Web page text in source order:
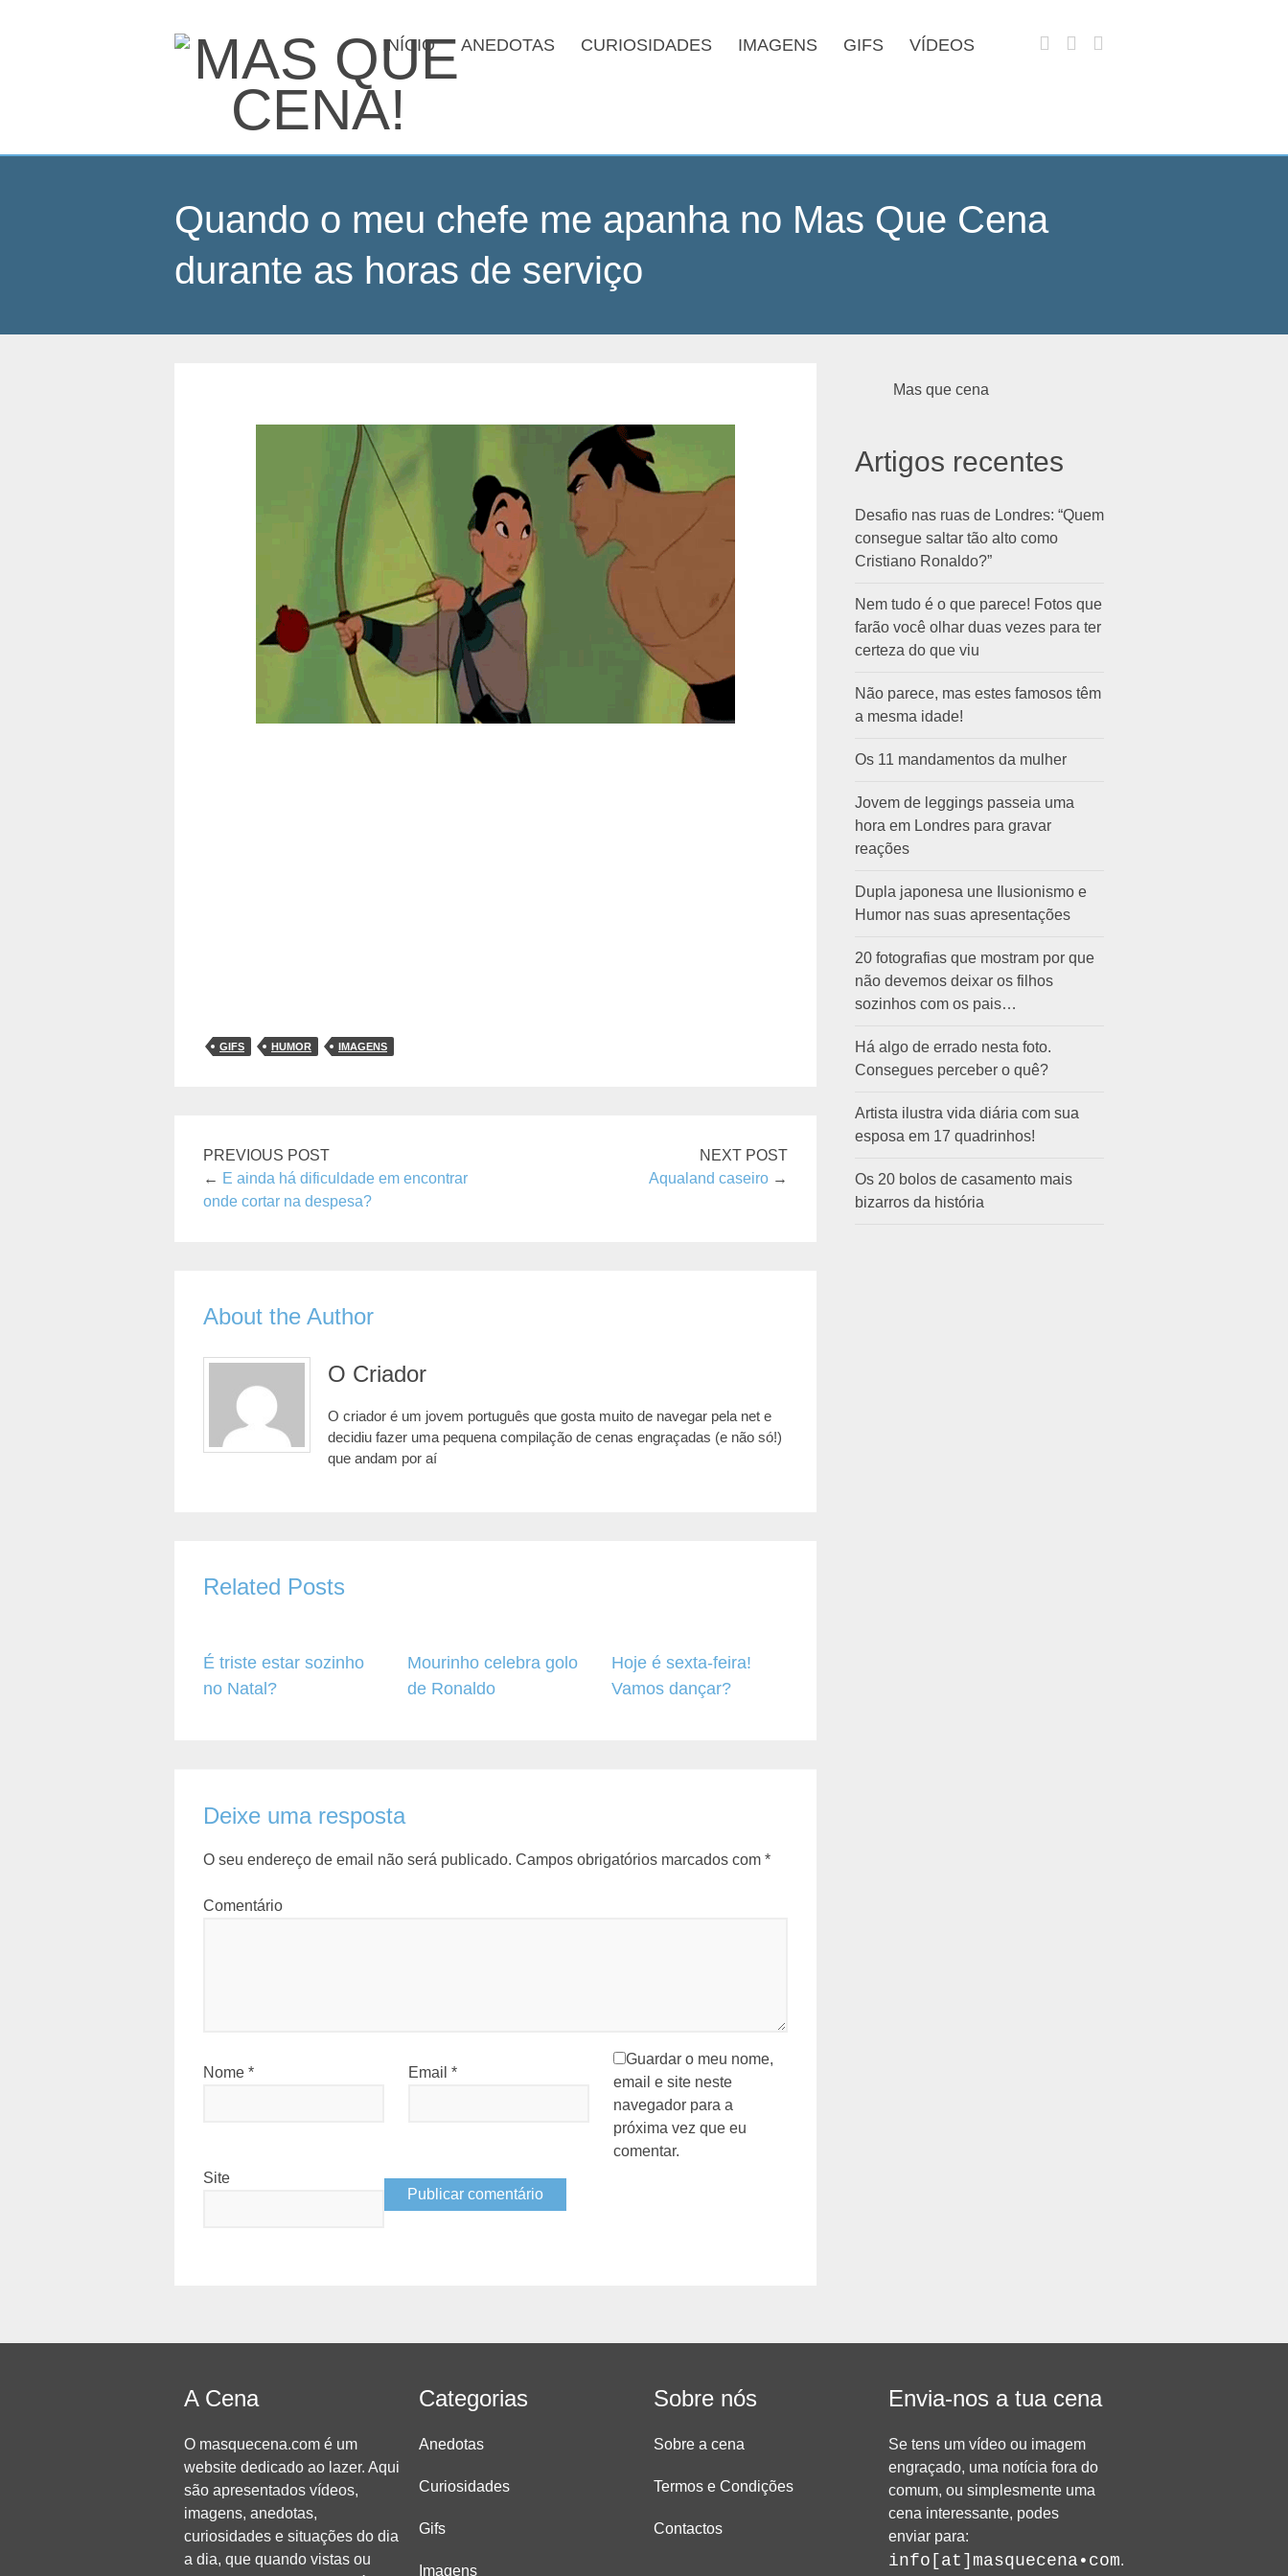
INÍCIO ANEDOTAS CURIOSIDADES IMAGENS GIFS VÍDEOS
Quando o meu chefe me apanha no Mas Que Cena
durante as horas de serviço
GIFS HUMOR IMAGENS
PREVIOUS POST
← E ainda há dificuldade em encontrar
onde cortar na despesa?
NEXT POST
Aqualand caseiro →
About the Author
O Criador
O criador é um jovem português que gosta muito de navegar pela net e
decidiu fazer uma pequena compilação de cenas engraçadas (e não só!)
que andam por aí
Related Posts
É triste estar sozinho
no Natal?
Mourinho celebra golo
de Ronaldo
Hoje é sexta-feira!
Vamos dançar?
Deixe uma resposta
O seu endereço de email não será publicado. Campos obrigatórios marcados com *
Comentário
Nome * Email*
Site
Guardar o meu nome,
email e site neste
navegador para a
próxima vez que eu
comentar.
Mas que cena
Artigos recentes
Desafio nas ruas de Londres: “Quem
consegue saltar tão alto como
Cristiano Ronaldo?”
Nem tudo é o que parece! Fotos que
farão você olhar duas vezes para ter
certeza do que viu
Não parece, mas estes famosos têm
a mesma idade!
Os 11 mandamentos da mulher
Jovem de leggings passeia uma
hora em Londres para gravar
reações
Dupla japonesa une Ilusionismo e
Humor nas suas apresentações
20 fotografias que mostram por que
não devemos deixar os filhos
sozinhos com os pais…
Há algo de errado nesta foto.
Consegues perceber o quê?
Artista ilustra vida diária com sua
esposa em 17 quadrinhos!
Os 20 bolos de casamento mais
bizarros da história
A Cena
O masquecena.com é um
website dedicado ao lazer. Aqui
são apresentados vídeos,
imagens, anedotas,
curiosidades e situações do dia
a dia, que quando vistas ou
Categorias
Anedotas
Curiosidades
Gifs
Imagens
Sobre nós
Sobre a cena
Termos e Condições
Contactos
Envia-nos a tua cena
Se tens um vídeo ou imagem
engraçado, uma notícia fora do
comum, ou simplesmente uma
cena interessante, podes
enviar para:
info[at]masquecena•com.